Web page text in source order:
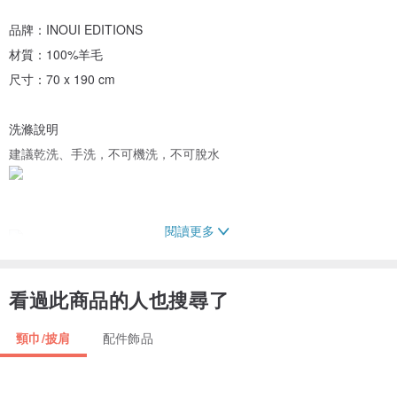
品牌：INOUI EDITIONS
材質：100%羊毛
尺寸：70 x 190 cm
洗滌說明
建議乾洗、手洗，不可機洗，不可脫水
閱讀更多
看過此商品的人也搜尋了
頸巾/披肩 配件飾品